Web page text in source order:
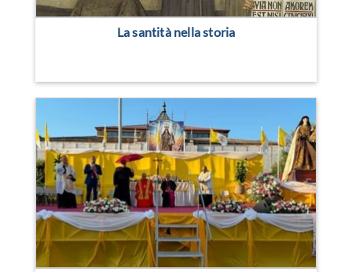
La santità nella storia